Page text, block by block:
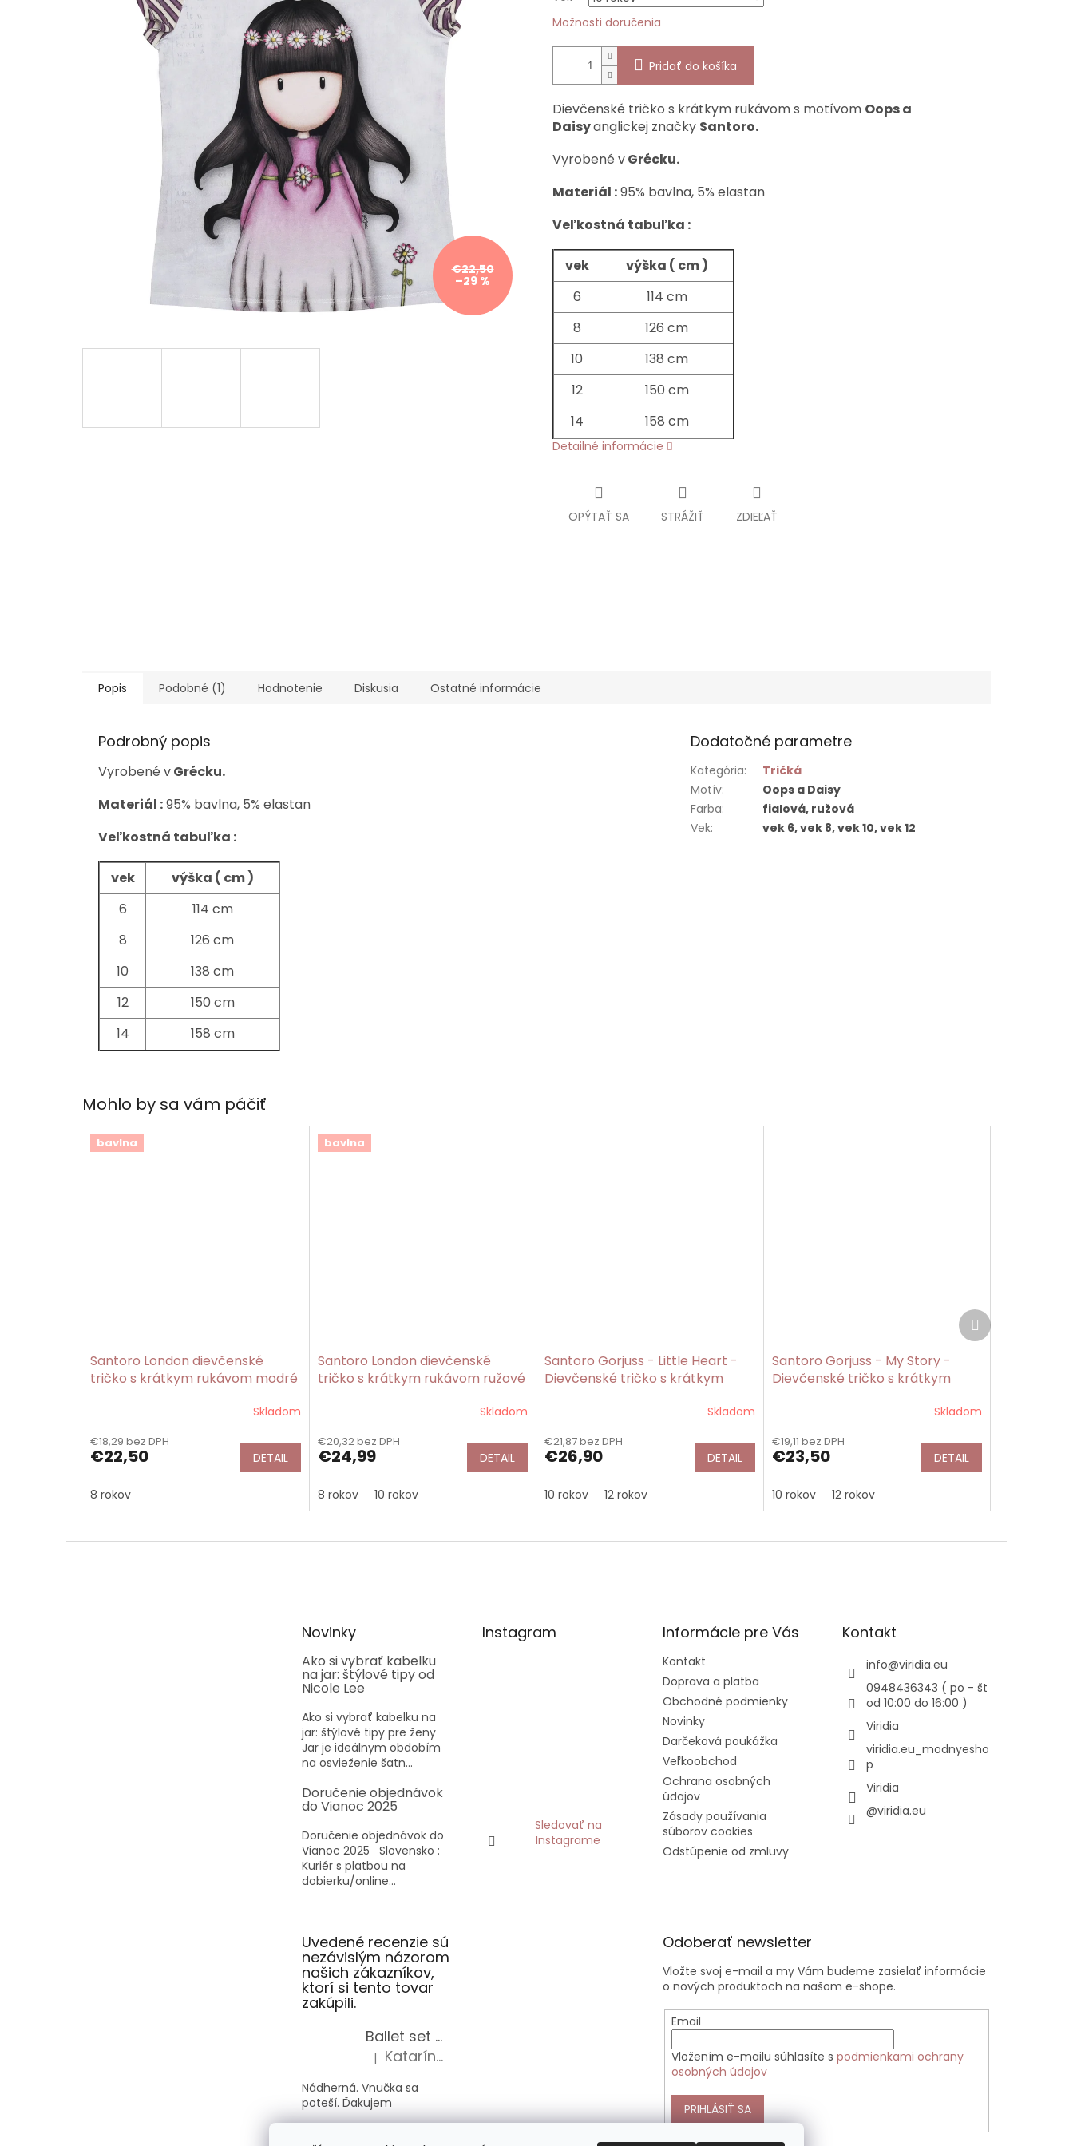
€22,50
–29 %
Možnosti doručenia
Pridať do košíka
Dievčenské tričko s krátkym rukávom s motívom Oops a
Daisyanglickej značky Santoro.
Vyrobené vGrécku.
Materiál :95% bavlna, 5% elastan
Veľkostná tabuľka :
vek
výška ( cm )
6
114 cm
8
126 cm
10
138 cm
12
150 cm
14
158 cm
Detailné informácie
OPÝTAŤ SA STRÁŽIŤ ZDIEĽAŤ
Mohlo by sa vám páčiť
bavlna
Santoro London dievčenské
tričko s krátkym rukávom modré
Skladom
€18,29 bez DPH
€22,50 DETAIL
8 rokov
bavlna
Santoro London dievčenské
tričko s krátkym rukávom ružové
produktu
je
z
Skladom
€20,32 bez DPH
€24,99 DETAIL
8 rokov 10 rokov
Santoro Gorjuss - Little Heart -
Dievčenské tričko s krátkym
Skladom
€21,87 bez DPH
€26,90 DETAIL
10 rokov 12 rokov
Santoro Gorjuss - My Story -
Dievčenské tričko s krátkym
Skladom
€19,11 bez DPH
€23,50 DETAIL
10 rokov 12 rokov
Ďalší
produkt
Popis Podobné (1) Hodnotenie Diskusia Ostatné informácie
Podrobný popis
Vyrobené vGrécku.
Materiál :95% bavlna, 5% elastan
Veľkostná tabuľka :
vek
výška ( cm )
6
114 cm
8
126 cm
10
138 cm
12
150 cm
14
158 cm
Dodatočné parametre
Kategória:
Tričká
Motív:
Oops a Daisy
Farba:
fialová, ružová
Vek: vek 6, vek 8, vek 10, vek 12
Novinky
Ako si vybrať kabelku
na jar: štýlové tipy od
Nicole Lee
Ako si vybrať kabelku na
jar: štýlové tipy pre ženy
Jar je ideálnym obdobím
na osvieženie šatn...
Doručenie objednávok
do Vianoc 2025
Doručenie objednávok do
Vianoc 2025 Slovensko :
Kuriér s platbou na
dobierku/online...
Instagram
Sledovať na
Instagrame
Informácie pre Vás
Kontakt
Doprava a platba
Obchodné podmienky
Novinky
Darčeková poukážka
Veľkoobchod
Ochrana osobných
údajov
Zásady používania
súborov cookies
Odstúpenie od zmluvy
Kontakt
info@viridia.eu
0948436343 ( po - št
od 10:00 do 16:00 )
Viridia
viridia.eu_modnyesho
p
Viridia
@viridia.eu
Uvedené recenzie sú
nezávislým názorom
našich zákazníkov,
ktorí si tento tovar
zakúpili.
Ballet set školská taška, nerezová fľaša a plný peračník s motívom baletky pre dievča
Hodnotenie produktu je 5 z 5 hviezdičiek.
| Katarína Sz.
Nádherná. Vnučka sa
poteší. Ďakujem
Odoberať newsletter
Vložte svoj e-mail a my Vám budeme zasielať informácie
o nových produktoch na našom e-shope.
Email
Vložením e-mailu súhlasíte spodmienkami ochrany
osobných údajov
PRIHLÁSIŤ SA